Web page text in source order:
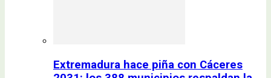
Extremadura hace piña con Cáceres